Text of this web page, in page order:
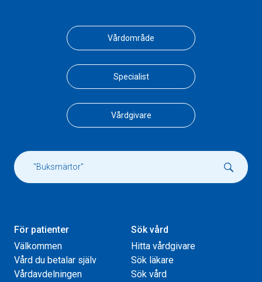
Vårdområde
Specialist
Vårdgivare
För patienter
Välkommen
Vård du betalar själv
Vårdavdelningen
Sök vård
Hitta vårdgivare
Sök läkare
Sök vård